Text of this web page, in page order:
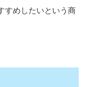
すめしたいという商